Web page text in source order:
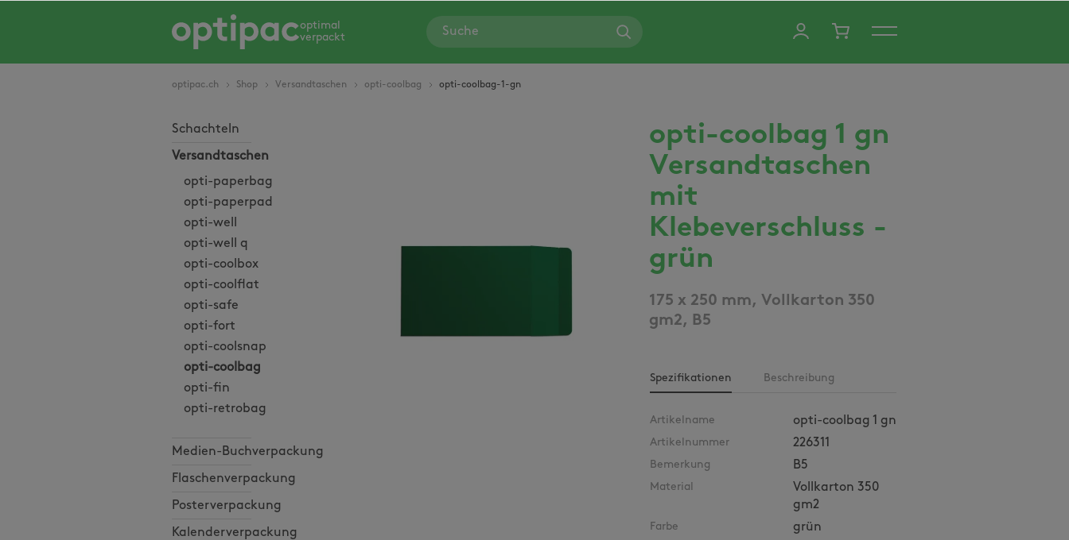
Zur Hauptnavigation springen
optimal
verpackt
optipac.ch Shop Versandtaschen opti-coolbag opti-coolbag-1-gn
Schachteln
Versandtaschen
opti-paperbag
opti-paperpad
opti-well
opti-well q
opti-coolbox
opti-coolflat
opti-safe
opti-fort
opti-coolsnap
opti-coolbag
opti-fin
opti-retrobag
Medien-Buchverpackung
Flaschenverpackung
Posterverpackung
Kalenderverpackung
opti-coolbag 1 gn
Versandtaschen
mit
Klebeverschluss -
grün
175 x 250 mm, Vollkarton 350
gm2, B5
Spezifikationen Beschreibung
Artikelname opti-coolbag 1 gn
Artikelnummer 226311
Bemerkung B5
Material
Vollkarton 350
gm2
Farbe grün